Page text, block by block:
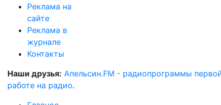
Реклама на
сайте
Реклама в
журнале
Контакты
Наши друзья: Апельсин.FM - радиопрограммы
работе на радио.